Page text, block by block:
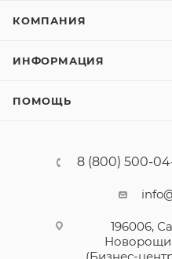
КОМПАНИЯ
ИНФОРМАЦИЯ
ПОМОЩЬ
8 (800) 500-
196006,